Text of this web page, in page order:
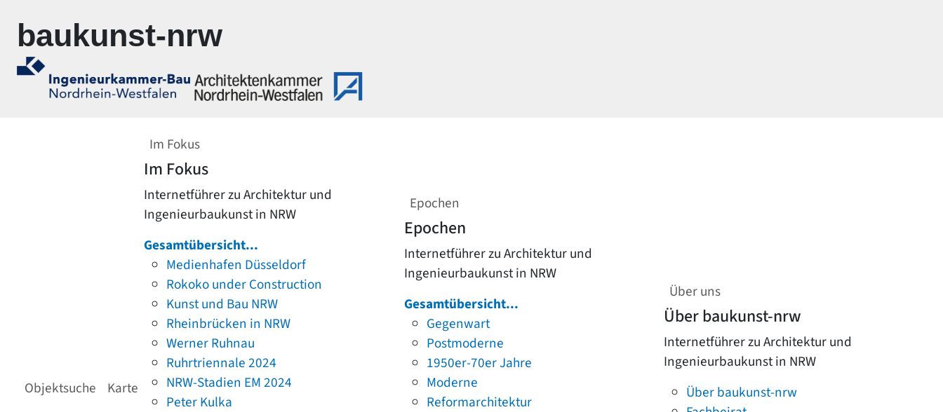
baukunst-nrw
Objektsuche Karte
Im Fokus
Im Fokus
Internetführer zu Architektur und
Ingenieurbaukunst in NRW
Gesamtübersicht...
Medienhafen Düsseldorf
Rokoko under Construction
Kunst und Bau NRW
Rheinbrücken in NRW
Werner Ruhnau
Ruhrtriennale 2024
NRW-Stadien EM 2024
Peter Kulka
Epochen
Epochen
Internetführer zu Architektur und
Ingenieurbaukunst in NRW
Gesamtübersicht...
Gegenwart
Postmoderne
1950er-70er Jahre
Moderne
Reformarchitektur
Über uns
Über baukunst-nrw
Internetführer zu Architektur und
Ingenieurbaukunst in NRW
Über baukunst-nrw